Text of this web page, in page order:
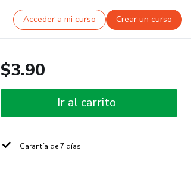
Acceder a mi curso Crear un curso
$3.90
Ir al carrito
Garantía de 7 días